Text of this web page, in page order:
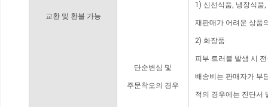
교환 및 환불 가능
단순변심 및
주문착오의 경우
1) 신선식품, 냉장식품
재판매가 어려운 상품
2) 화장품
피부 트러블 발생 시
배송비는 판매자가 부
적의 경우에는 진단서